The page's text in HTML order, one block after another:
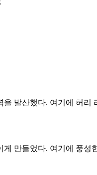
발산했다. 여기에 허리
만들었다. 여기에 풍성